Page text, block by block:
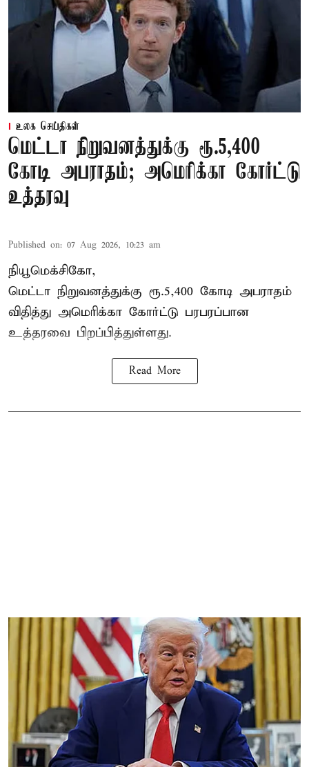
உலக செய்திகள்
மெட்டா நிறுவனத்துக்கு ரூ.5,400
கோடி அபராதம்; அமெரிக்கா கோர்ட்டு
உத்தரவு
Published on: 07 Aug 2026, 10:23 am
நியூமெக்சிகோ,
மெட்டா நிறுவனத்துக்கு ரூ.5,400 கோடி அபராதம்
விதித்து அமெரிக்கா கோர்ட்டு பரபரப்பான
உத்தரவை பிறப்பித்துள்ளது.
Read More